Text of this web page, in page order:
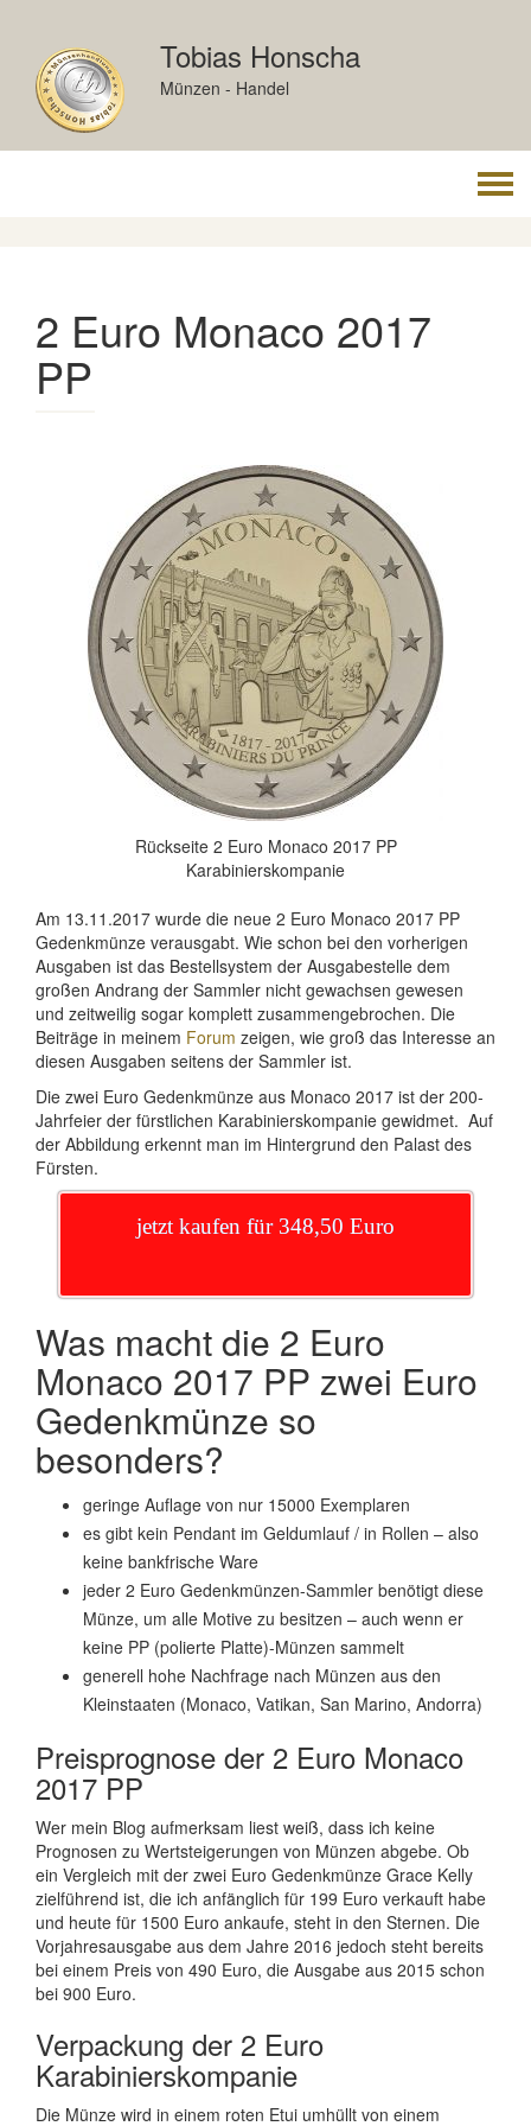
content
Tobias Honscha
Münzen - Handel
2 Euro Monaco 2017
PP
Rückseite 2 Euro Monaco 2017 PP
Karabinierskompanie
Am 13.11.2017 wurde die neue 2 Euro Monaco 2017 PP
Gedenkmünze verausgabt. Wie schon bei den vorherigen
Ausgaben ist das Bestellsystem der Ausgabestelle dem
großen Andrang der Sammler nicht gewachsen gewesen
und zeitweilig sogar komplett zusammengebrochen. Die
Beiträge in meinem Forum zeigen, wie groß das Interesse an
diesen Ausgaben seitens der Sammler ist.
Die zwei Euro Gedenkmünze aus Monaco 2017 ist der 200-
Jahrfeier der fürstlichen Karabinierskompanie gewidmet. Auf
der Abbildung erkennt man im Hintergrund den Palast des
Fürsten.
jetzt kaufen für 348,50 Euro
Was macht die 2 Euro
Monaco 2017 PP zwei Euro
Gedenkmünze so
besonders?
geringe Auflage von nur 15000 Exemplaren
es gibt kein Pendant im Geldumlauf / in Rollen – also
keine bankfrische Ware
jeder 2 Euro Gedenkmünzen-Sammler benötigt diese
Münze, um alle Motive zu besitzen – auch wenn er
keine PP (polierte Platte)-Münzen sammelt
generell hohe Nachfrage nach Münzen aus den
Kleinstaaten (Monaco, Vatikan, San Marino, Andorra)
Preisprognose der 2 Euro Monaco
2017 PP
Wer mein Blog aufmerksam liest weiß, dass ich keine
Prognosen zu Wertsteigerungen von Münzen abgebe. Ob
ein Vergleich mit der zwei Euro Gedenkmünze Grace Kelly
zielführend ist, die ich anfänglich für 199 Euro verkauft habe
und heute für 1500 Euro ankaufe, steht in den Sternen. Die
Vorjahresausgabe aus dem Jahre 2016 jedoch steht bereits
bei einem Preis von 490 Euro, die Ausgabe aus 2015 schon
bei 900 Euro.
Verpackung der 2 Euro
Karabinierskompanie
Die Münze wird in einem roten Etui umhüllt von einem